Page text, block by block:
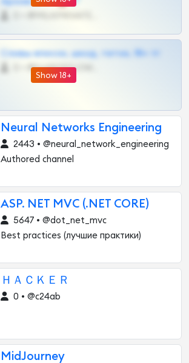
Show 18+
Сливы вписок, шкод, теток, 18+ тг
Neural Networks Engineering
2443 • @neural_network_engineering
Authored channel
ASP. NET MVC (.NET CORE)
5647 • @dot_net_mvc
Best practices (лучшие практики)
ＨＡＣＫＥＲ
0 • @c24ab
MidJourney